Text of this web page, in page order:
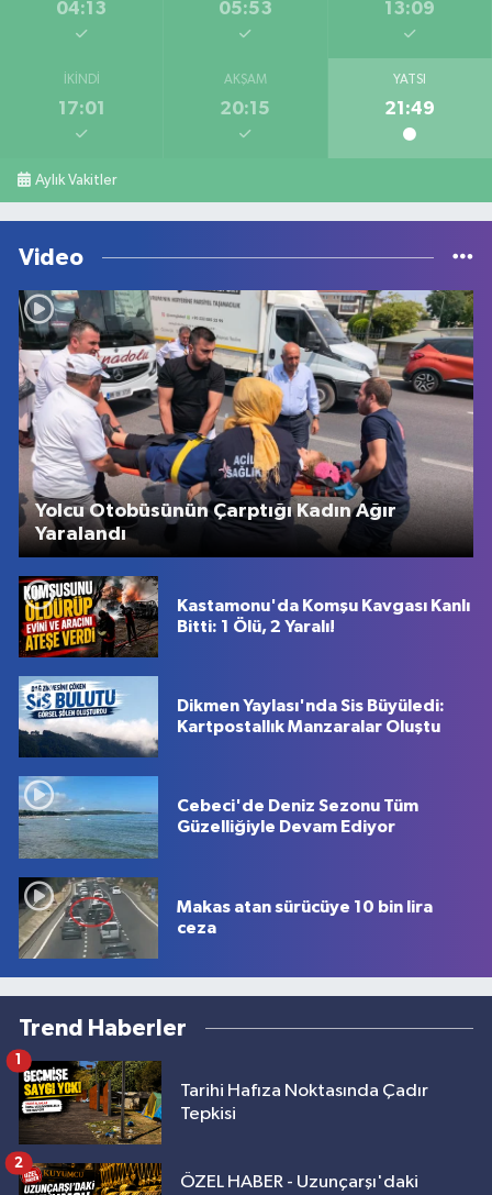
04:13 05:53 13:09
İKINDI
17:01
AKŞAM
20:15
YATSI
21:49
Aylık Vakitler
Video
Yolcu Otobüsünün Çarptığı Kadın Ağır
Yaralandı
Kastamonu'da Komşu Kavgası Kanlı
Bitti: 1 Ölü, 2 Yaralı!
Dikmen Yaylası'nda Sis Büyüledi:
Kartpostallık Manzaralar Oluştu
Cebeci'de Deniz Sezonu Tüm
Güzelliğiyle Devam Ediyor
Makas atan sürücüye 10 bin lira
ceza
Trend Haberler
Tarihi Hafıza Noktasında Çadır
Tepkisi
1
ÖZEL HABER - Uzunçarşı'daki
2